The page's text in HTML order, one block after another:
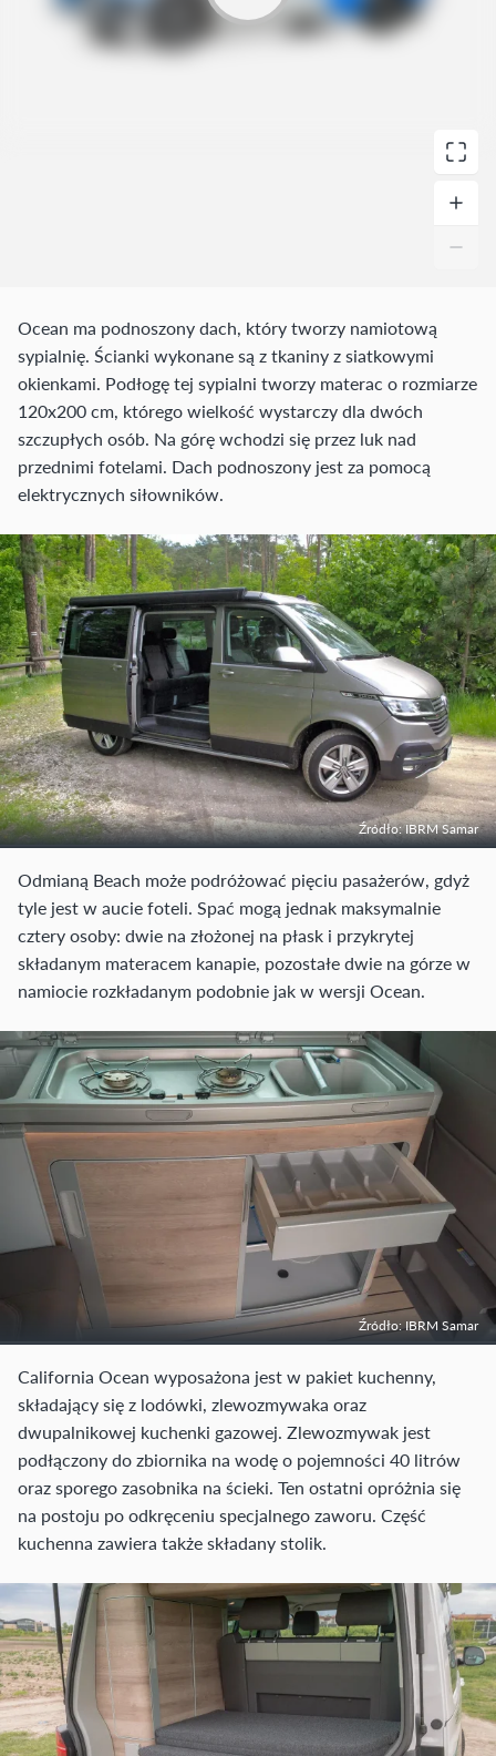
Ocean ma podnoszony dach, który tworzy namiotową
sypialnię. Ścianki wykonane są z tkaniny z siatkowymi
okienkami. Podłogę tej sypialni tworzy materac o rozmiarze
120x200 cm, którego wielkość wystarczy dla dwóch
szczupłych osób. Na górę wchodzi się przez luk nad
przednimi fotelami. Dach podnoszony jest za pomocą
elektrycznych siłowników.
Źródło: IBRM Samar
Odmianą Beach może podróżować pięciu pasażerów, gdyż
tyle jest w aucie foteli. Spać mogą jednak maksymalnie
cztery osoby: dwie na złożonej na płask i przykrytej
składanym materacem kanapie, pozostałe dwie na górze w
namiocie rozkładanym podobnie jak w wersji Ocean.
Źródło: IBRM Samar
California Ocean wyposażona jest w pakiet kuchenny,
składający się z lodówki, zlewozmywaka oraz
dwupalnikowej kuchenki gazowej. Zlewozmywak jest
podłączony do zbiornika na wodę o pojemności 40 litrów
oraz sporego zasobnika na ścieki. Ten ostatni opróżnia się
na postoju po odkręceniu specjalnego zaworu. Część
kuchenna zawiera także składany stolik.